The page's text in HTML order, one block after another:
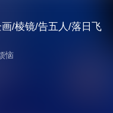
/棱镜/告五人/落日飞
恼